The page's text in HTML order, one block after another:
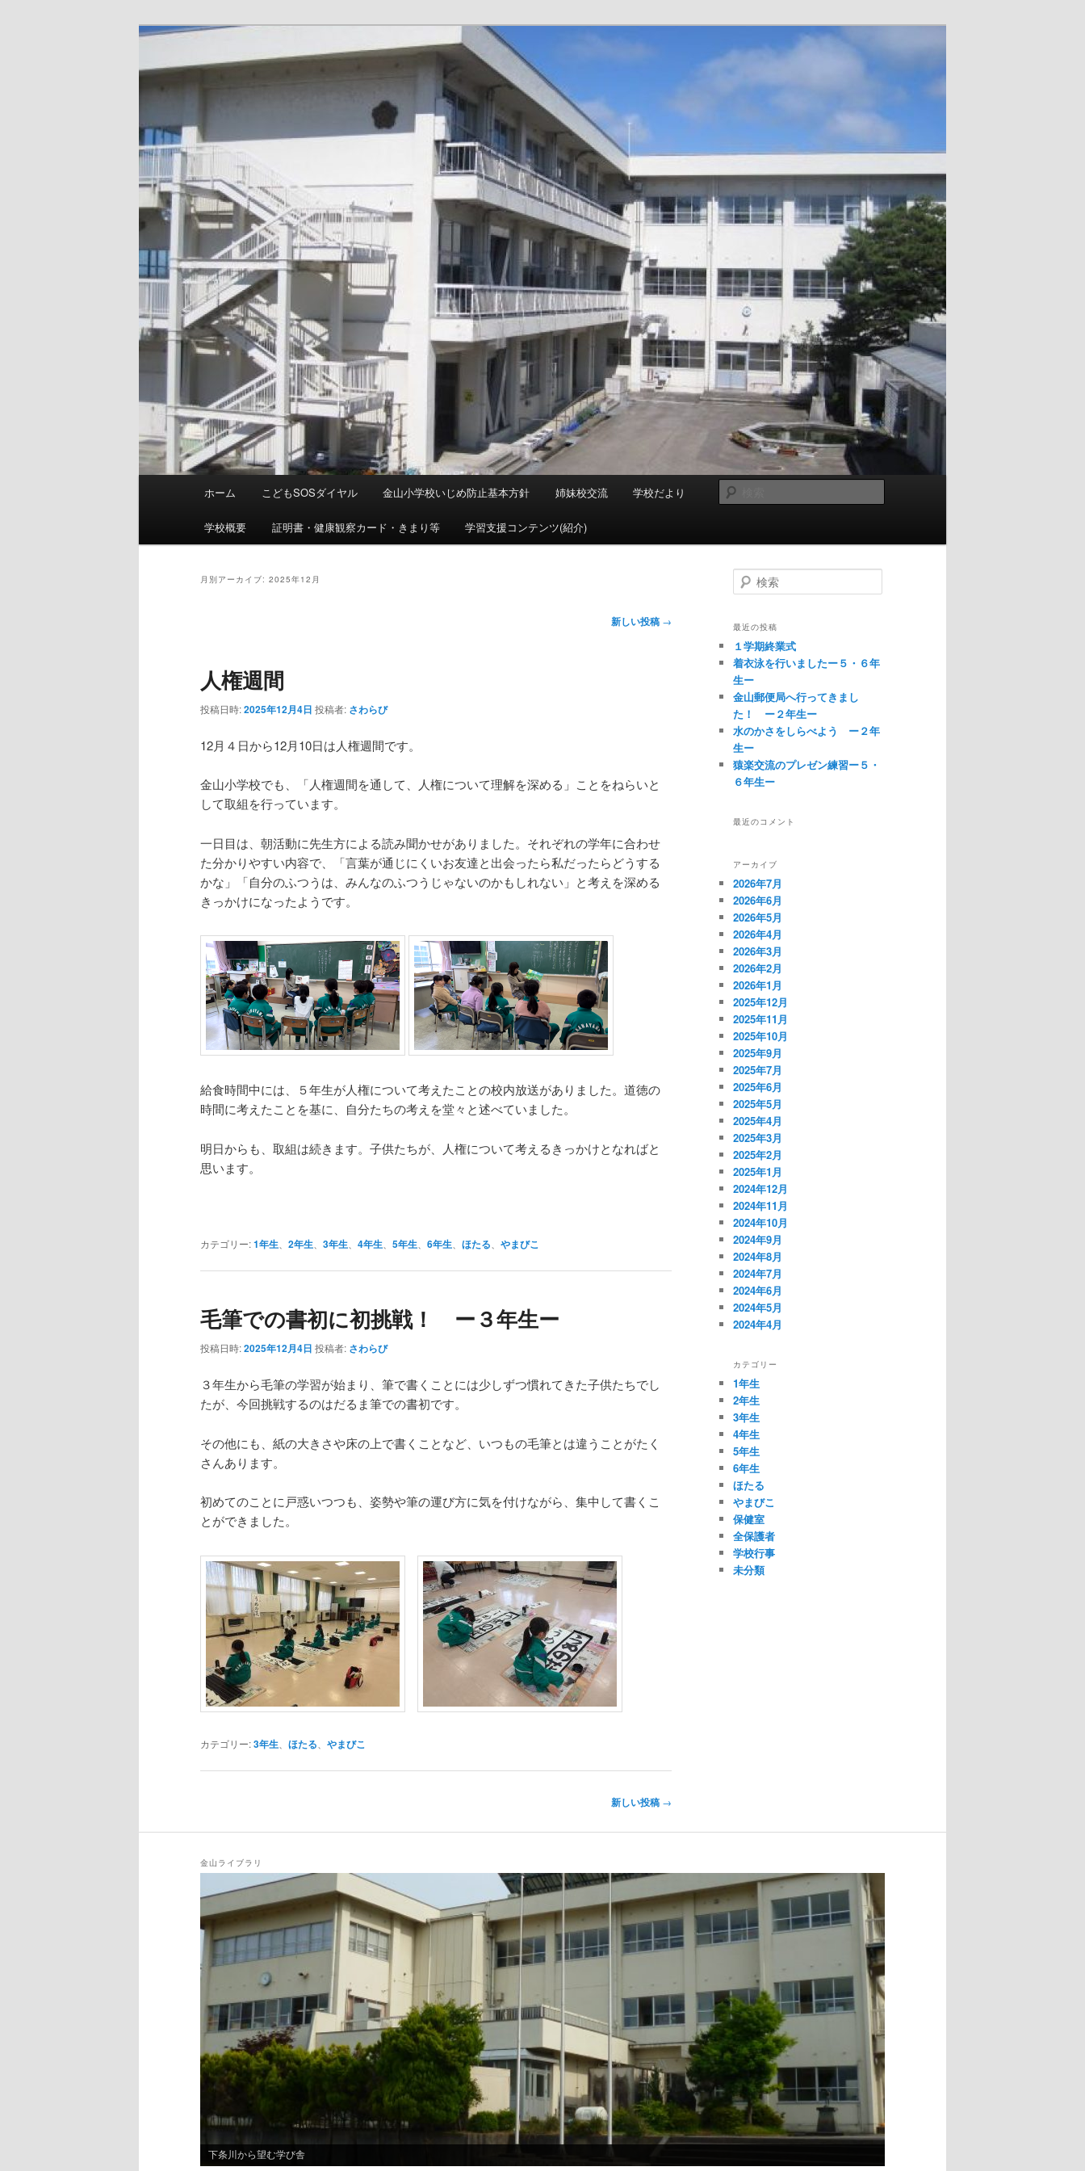
射水市立金山小学校
富山県射水市青井谷１６４８ ℡０７６６－５６－００９０ メー
ル：kanayama-es@tym.ed.jp
メ
ホーム こどもSOSダイヤル 金山小学校いじめ防止基本方針 姉妹校交流 学校だより
学校概要 証明書・健康観察カード・きまり等 学習支援コンテンツ(紹介)
月別アーカイブ: 2025年12月
ビ
ー
ョ
ン
新しい投稿 →
人権週間
投稿日時:2025年12月4日 投稿者: さわらび
12月４日から12月10日は人権週間です。
金山小学校でも、「人権週間を通して、人権について理解を深める」ことをねらいと
して取組を行っています。
一日目は、朝活動に先生方による読み聞かせがありました。それぞれの学年に合わせ
た分かりやすい内容で、「言葉が通じにくいお友達と出会ったら私だったらどうする
かな」「自分のふつうは、みんなのふつうじゃないのかもしれない」と考えを深める
きっかけになったようです。
給食時間中には、５年生が人権について考えたことの校内放送がありました。道徳の
時間に考えたことを基に、自分たちの考えを堂々と述べていました。
明日からも、取組は続きます。子供たちが、人権について考えるきっかけとなればと
思います。
カテゴリー:1年生 2年生 3年生 4年生 5年生 6年生 ほたる やまびこ
毛筆での書初に初挑戦！ ー３年生ー
投稿日時:2025年12月4日 投稿者: さわらび
３年生から毛筆の学習が始まり、筆で書くことには少しずつ慣れてきた子供たちでし
たが、今回挑戦するのはだるま筆での書初です。
その他にも、紙の大きさや床の上で書くことなど、いつもの毛筆とは違うことがたく
さんあります。
初めてのことに戸惑いつつも、姿勢や筆の運び方に気を付けながら、集中して書くこ
とができました。
カテゴリー:3年生 ほたる やまびこ
ビ
ゲ
ー
シ
ョ
ン
新しい投稿 →
検
索
最近の投稿
１学期終業式
着衣泳を行いましたー５・６年
生ー
金山郵便局へ行ってきまし
た！ ー２年生ー
水のかさをしらべよう ー２年
生ー
猿楽交流のプレゼン練習ー５・
６年生ー
最近のコメント
アーカイブ
2026年7月
2026年6月
2026年5月
2026年4月
2026年3月
2026年2月
2026年1月
2025年12月
2025年11月
2025年10月
2025年9月
2025年7月
2025年6月
2025年5月
2025年4月
2025年3月
2025年2月
2025年1月
2024年12月
2024年11月
2024年10月
2024年9月
2024年8月
2024年7月
2024年6月
2024年5月
2024年4月
カテゴリー
1年生
2年生
3年生
4年生
5年生
6年生
ほたる
やまびこ
保健室
全保護者
学校行事
未分類
金山ライブラリ
下条川から望む学び舎